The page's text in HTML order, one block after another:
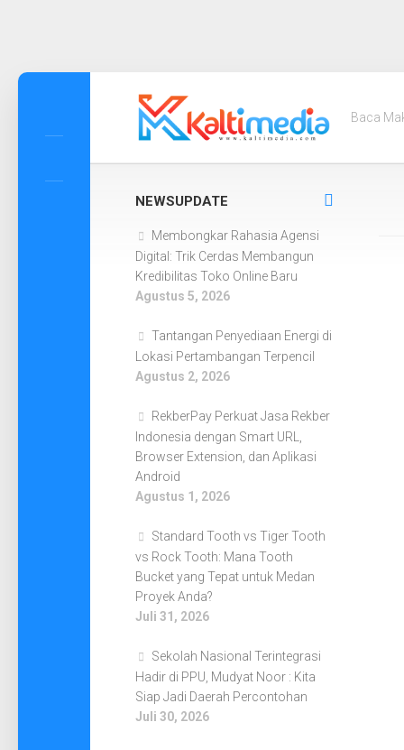
Skip
Baca
NEWSUPDATE
Membongkar Rahasia Agensi
Digital: Trik Cerdas Membangun
Kredibilitas Toko Online Baru
Agustus 5, 2026
Tantangan Penyediaan Energi di
Lokasi Pertambangan Terpencil
Agustus 2, 2026
RekberPay Perkuat Jasa Rekber
Indonesia dengan Smart URL,
Browser Extension, dan Aplikasi
Android
Agustus 1, 2026
Standard Tooth vs Tiger Tooth
vs Rock Tooth: Mana Tooth
Bucket yang Tepat untuk Medan
Proyek Anda?
Juli 31, 2026
Sekolah Nasional Terintegrasi
Hadir di PPU, Mudyat Noor : Kita
Siap Jadi Daerah Percontohan
Juli 30, 2026